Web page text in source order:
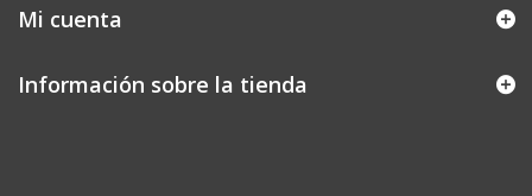
Mi cuenta
Información sobre la tienda